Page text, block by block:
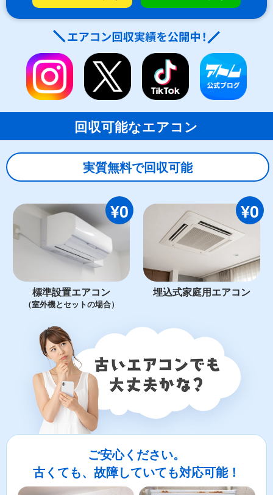
回収可能なエアコン
実質無料で回収可能
¥0
標準設置エアコン
（室外機とセットの場合）
¥0
埋込式家庭用エアコン
ご安心ください。
古くても、故障していても対応可能！